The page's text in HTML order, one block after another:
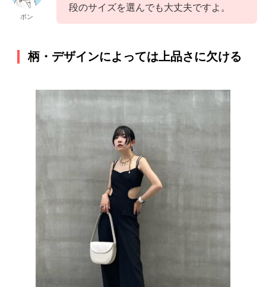
ポン
段のサイズを選んでも大丈夫ですよ。
柄・デザインによっては上品さに欠ける